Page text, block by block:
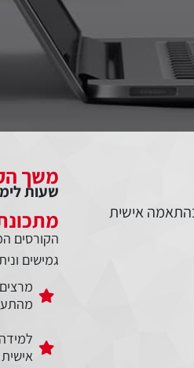
אישית
משך
שעות
הקורסים
גמישים
אישית